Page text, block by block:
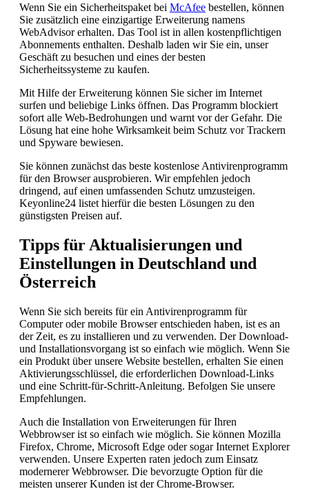
Wenn Sie ein Sicherheitspaket bei McAfee bestellen, können
Sie zusätzlich eine einzigartige Erweiterung namens
WebAdvisor erhalten. Das Tool ist in allen kostenpflichtigen
Abonnements enthalten. Deshalb laden wir Sie ein, unser
Geschäft zu besuchen und eines der besten
Sicherheitssysteme zu kaufen.
Mit Hilfe der Erweiterung können Sie sicher im Internet
surfen und beliebige Links öffnen. Das Programm blockiert
sofort alle Web-Bedrohungen und warnt vor der Gefahr. Die
Lösung hat eine hohe Wirksamkeit beim Schutz vor Trackern
und Spyware bewiesen.
Sie können zunächst das beste kostenlose Antivirenprogramm
für den Browser ausprobieren. Wir empfehlen jedoch
dringend, auf einen umfassenden Schutz umzusteigen.
Keyonline24 listet hierfür die besten Lösungen zu den
günstigsten Preisen auf.
Tipps für Aktualisierungen und
Einstellungen in Deutschland und
Österreich
Wenn Sie sich bereits für ein Antivirenprogramm für
Computer oder mobile Browser entschieden haben, ist es an
der Zeit, es zu installieren und zu verwenden. Der Download-
und Installationsvorgang ist so einfach wie möglich. Wenn Sie
ein Produkt über unsere Website bestellen, erhalten Sie einen
Aktivierungsschlüssel, die erforderlichen Download-Links
und eine Schritt-für-Schritt-Anleitung. Befolgen Sie unsere
Empfehlungen.
Auch die Installation von Erweiterungen für Ihren
Webbrowser ist so einfach wie möglich. Sie können Mozilla
Firefox, Chrome, Microsoft Edge oder sogar Internet Explorer
verwenden. Unsere Experten raten jedoch zum Einsatz
modernerer Webbrowser. Die bevorzugte Option für die
meisten unserer Kunden ist der Chrome-Browser.